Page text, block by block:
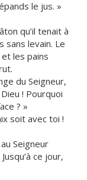
le jus. »
qu’il tenait à
sans levain. Le
les pains
du Seigneur,
! Pourquoi
? »
soit avec toi !
Seigneur
ce jour,